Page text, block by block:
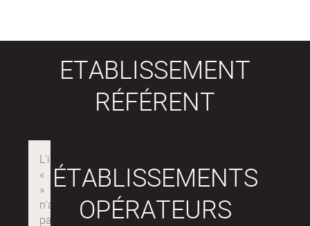
ETABLISSEMENT
RÉFÉRENT
ÉTABLISSEMENTS
OPÉRATEURS